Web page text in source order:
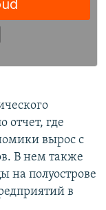
отчет, где
вырос с
В нем также
на полуострове
в